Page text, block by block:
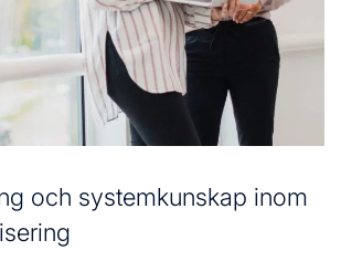
och systemkunskap inom